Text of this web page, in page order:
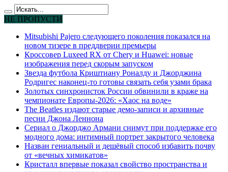
НЕ ПРОПУСТИ
Mitsubishi Pajero следующего поколения показался на
новом тизере в преддверии премьеры
Кроссовер Luxeed RX от Chery и Huawei: новые
изображения перед скорым запуском
Звезда футбола Криштиану Роналду и Джорджина
Родригес наконец-то готовы связать себя узами брака
Золотых синхронисток России обвинили в краже на
чемпионате Европы-2026: «Хаос на воде»
The Beatles издают старые демо-записи и архивные
песни Джона Леннона
Сериал о Джорджо Армани снимут при поддержке его
модного дома: интимный портрет закрытого человека
Назван гениальный и дешёвый способ избавить почву
от «вечных химикатов»
Кристалл впервые показал свойство пространства и